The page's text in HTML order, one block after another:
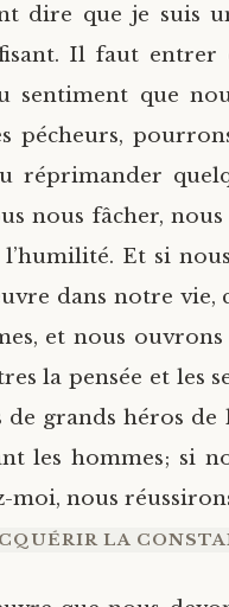
dire que je suis
Il faut entrer
sentiment que
pécheurs,
réprimander
nous fâcher,
Et si
dans notre vie,
et nous
la pensée et les
grands héros de
les hommes; si
moi, nous
LA